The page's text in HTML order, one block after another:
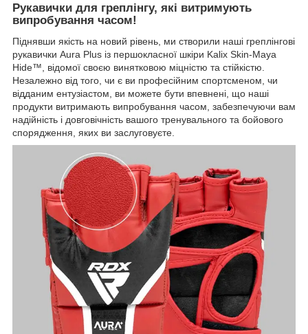
Рукавички для греплінгу, які витримують
випробування часом!
Піднявши якість на новий рівень, ми створили наші греплінгові
рукавички Aura Plus із першокласної шкіри Kalix Skin-Maya
Hide™, відомої своєю винятковою міцністю та стійкістю.
Незалежно від того, чи є ви професійним спортсменом, чи
відданим ентузіастом, ви можете бути впевнені, що наші
продукти витримають випробування часом, забезпечуючи вам
надійність і довговічність вашого тренувального та бойового
спорядження, яких ви заслуговуєте.